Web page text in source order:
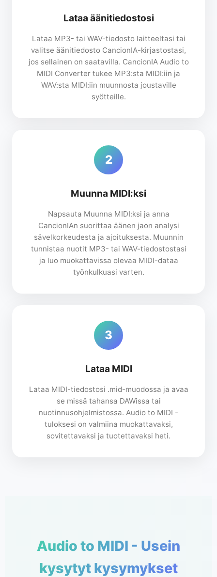
Lataa äänitiedostosi
Lataa MP3- tai WAV-tiedosto laitteeltasi tai
valitse äänitiedosto CancionIA-kirjastostasi,
jos sellainen on saatavilla. CancionIA Audio to
MIDI Converter tukee MP3:sta MIDI:iin ja
WAV:sta MIDI:iin muunnosta joustaville
syötteille.
2
Muunna MIDI:ksi
Napsauta Muunna MIDI:ksi ja anna
CancionIAn suorittaa äänen jaon analysi
sävelkorkeudesta ja ajoituksesta. Muunnin
tunnistaa nuotit MP3- tai WAV-tiedostostasi
ja luo muokattavissa olevaa MIDI-dataa
työnkulkuasi varten.
3
Lataa MIDI
Lataa MIDI-tiedostosi .mid-muodossa ja avaa
se missä tahansa DAWissa tai
nuotinnusohjelmistossa. Audio to MIDI -
tuloksesi on valmiina muokattavaksi,
sovitettavaksi ja tuotettavaksi heti.
Audio to MIDI - Usein
kysytyt kysymykset